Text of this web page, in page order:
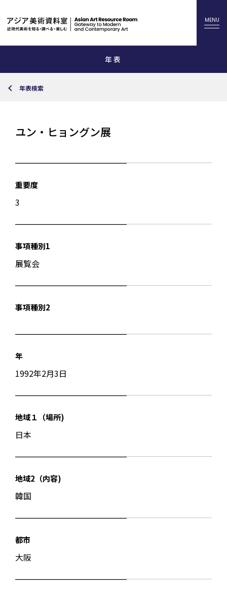
年表
年表検索
ユン・ヒョングン展
重要度
3
事項種別1
展覧会
事項種別2
年
1992年2月3日
地域１（場所)
日本
地域2（内容)
韓国
都市
大阪